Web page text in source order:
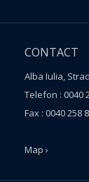
CONTACT
Alba Iulia,
Telefon : 0040
Fax : 0040 258
Map ›